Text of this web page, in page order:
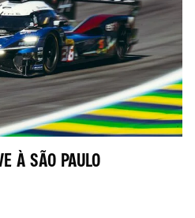
À SÃO PAULO